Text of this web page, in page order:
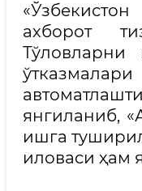
ахборот
янгиланиб,
ишга
иловаси ҳам